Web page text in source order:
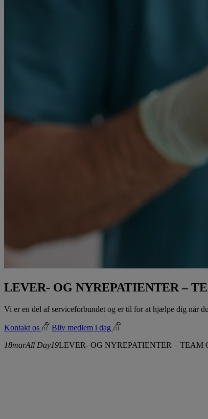
LEVER- OG NYREPATIENTER –
Vi er en del af serviceforbundet og er til for at hjælpe dig når
Kontakt os
Bliv medlem i dag
18marAll Day19LEVER- OG NYREPATIENTER –